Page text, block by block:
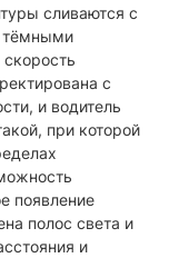
сливаются с
тёмными
с
и водитель
при которой
появление
полос света и
и